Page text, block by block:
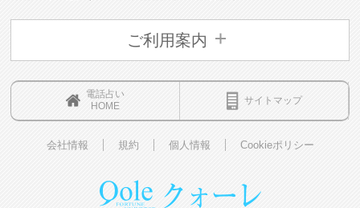
ご利用案内
電話占い
HOME
サイトマップ
会社情報 規約 個人情報 Cookieポリシー